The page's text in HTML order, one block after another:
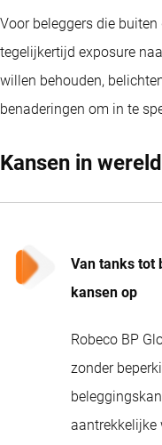
Voor beleggers die
tegelijkertijd exposure
willen behouden,
benaderingen om in te
Kansen in
Van tanks tot
kansen op
Robeco BP
zonder
aantrekkelijke